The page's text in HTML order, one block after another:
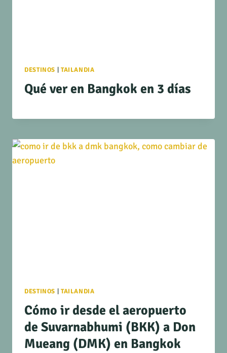
DESTINOS | TAILANDIA
Qué ver en Bangkok en 3 días
DESTINOS | TAILANDIA
Cómo ir desde el aeropuerto
de Suvarnabhumi (BKK) a Don
Mueang (DMK) en Bangkok